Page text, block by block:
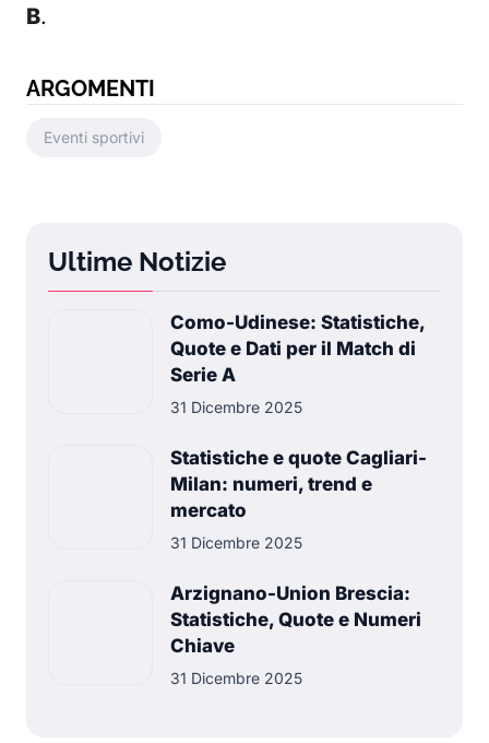
B.
ARGOMENTI
Eventi sportivi
Ultime Notizie
Como-Udinese: Statistiche,
Quote e Dati per il Match di
Serie A
31 Dicembre 2025
Statistiche e quote Cagliari-
Milan: numeri, trend e
mercato
31 Dicembre 2025
Arzignano-Union Brescia:
Statistiche, Quote e Numeri
Chiave
31 Dicembre 2025